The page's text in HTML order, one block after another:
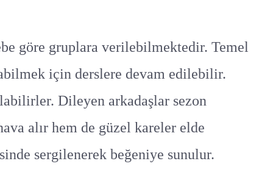
göre gruplara verilebilmektedir. Temel
için derslere devam edilebilir.
Dileyen arkadaşlar sezon
alır hem de güzel kareler elde
sergilenerek beğeniye sunulur.